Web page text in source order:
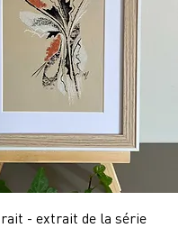
- extrait de la série